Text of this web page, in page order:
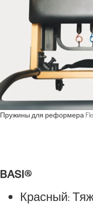
Пружины для реформера
BASI®
Красный: